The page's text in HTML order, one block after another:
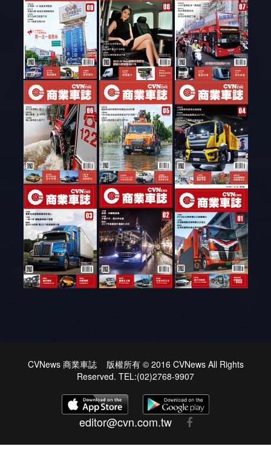
CVNews 商業車誌 版權所有 © 2016 CVNews All Rights
Reserved. TEL:(02)2768-9907
editor@cvn.com.tw